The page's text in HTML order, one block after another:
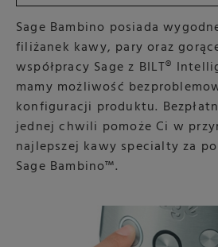
Sage Bambino posiada
filiżanek kawy, pary oraz
współpracy Sage z BILT®
mamy możliwość
konfiguracji produktu.
jednej chwili pomoże Ci w
najlepszej kawy specialty za
Sage Bambino™.